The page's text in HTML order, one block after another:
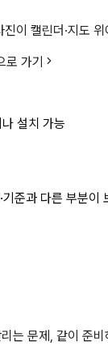
점 상세
진이 캘린더·지도
로 가기
설치 가능
준과 다른 부분
는 문제, 같이 준